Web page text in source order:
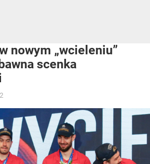
nowym „wcieleniu”
scenka